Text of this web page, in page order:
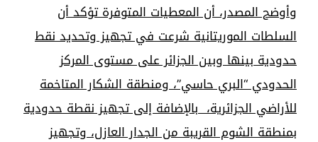
وأوضح المصدر، أن المعطيات المتوفرة تؤكد أن
السلطات الموريتانية شرعت في تجهيز وتحديد نقط
حدودية بينها وبين الجزائر على مستوى المركز
الحدودي “البري حاسي”، ومنطقة الشكار المتاخمة
للأراضي الجزائرية، بالإضافة إلى تجهيز نقطة حدودية
بمنطقة الشوم القريبة من الجدار العازل، وتجهيز